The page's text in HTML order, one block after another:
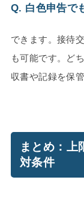
Q. 白色申告で
できます。接待
も可能です。ど
収書や記録を保
まとめ：上
対条件